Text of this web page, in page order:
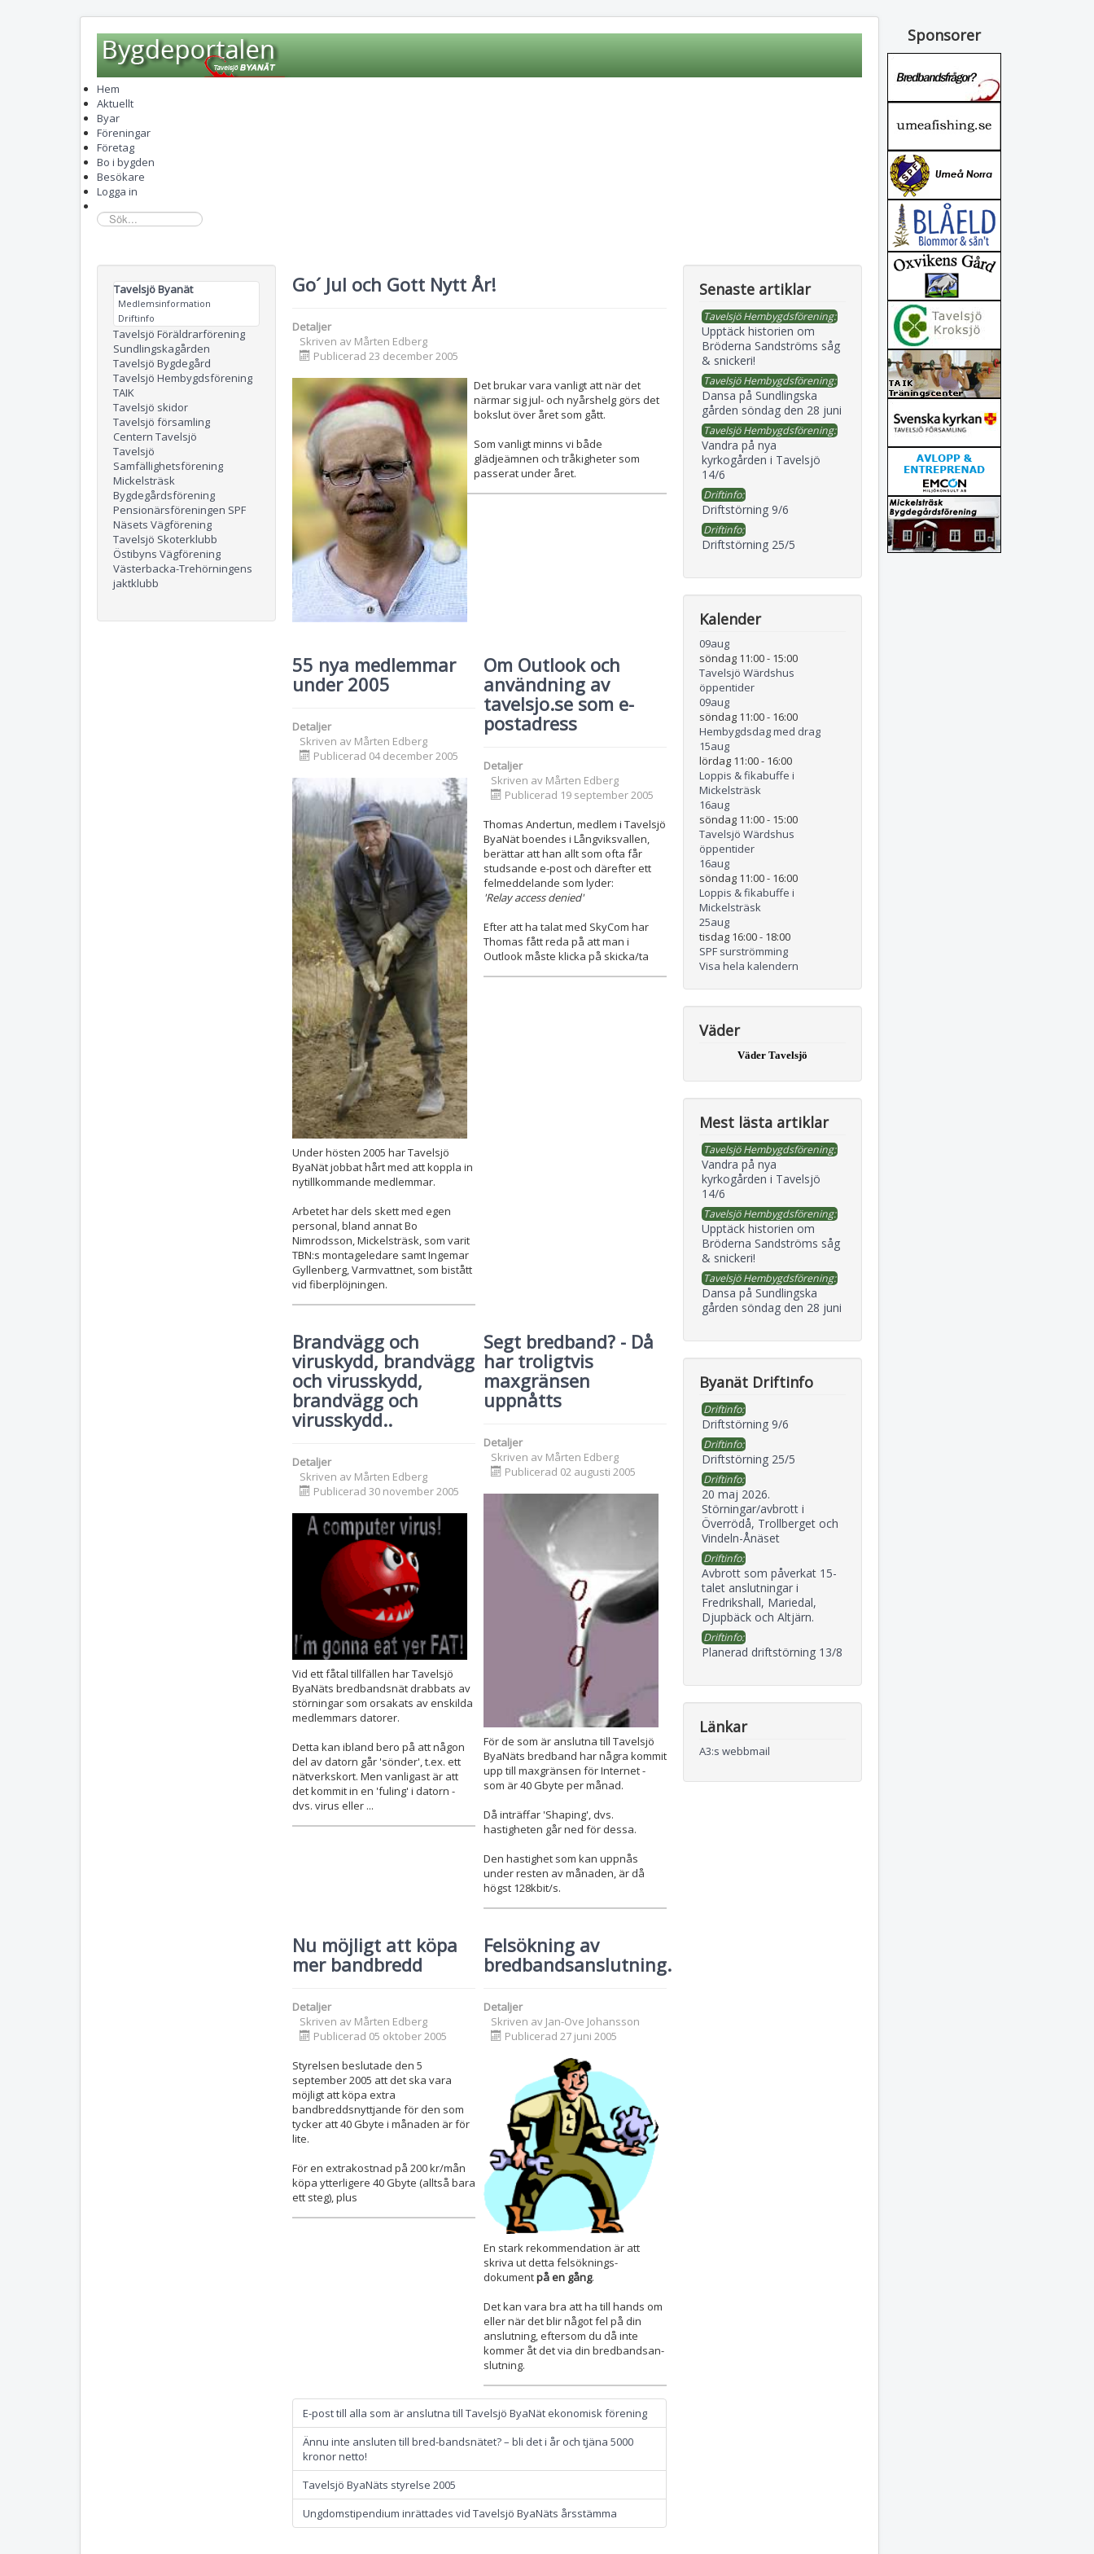
Hem
Aktuellt
Byar
Föreningar
Företag
Bo i bygden
Besökare
Logga in
sök...
Tavelsjö Byanät
Medlemsinformation
Driftinfo
Tavelsjö Föräldrarförening
Sundlingskagården
Tavelsjö Bygdegård
Tavelsjö Hembygdsförening
TAIK
Tavelsjö skidor
Tavelsjö församling
Centern Tavelsjö
Tavelsjö
Samfällighetsförening
Mickelsträsk
Bygdegårdsförening
Pensionärsföreningen SPF
Näsets Vägförening
Tavelsjö Skoterklubb
Östibyns Vägförening
Västerbacka-Trehörningens
jaktklubb
Go´ Jul och Gott Nytt År!
Detaljer
Skriven av Mårten Edberg
Publicerad 23 december 2005
Det brukar vara vanligt att när det
närmar sig jul- och nyårshelg görs det
bokslut över året som gått.
Som vanligt minns vi både
glädjeämnen och tråkigheter som
passerat under året.
55 nya medlemmar
under 2005
Detaljer
Skriven av Mårten Edberg
Publicerad 04 december 2005
Under hösten 2005 har Tavelsjö
ByaNät jobbat hårt med att koppla in
nytillkommande medlemmar.
Arbetet har dels skett med egen
personal, bland annat Bo
Nimrodsson, Mickelsträsk, som varit
TBN:s montageledare samt Ingemar
Gyllenberg, Varmvattnet, som bistått
vid fiberplöjningen.
Om Outlook och
användning av
tavelsjo.se som e-
postadress
Detaljer
Skriven av Mårten Edberg
Publicerad 19 september 2005
Thomas Andertun, medlem i Tavelsjö
ByaNät boendes i Långviksvallen,
berättar att han allt som ofta får
studsande e-post och därefter ett
felmeddelande som lyder:
'Relay access denied'
Efter att ha talat med SkyCom har
Thomas fått reda på att man i
Outlook måste klicka på skicka/ta
Brandvägg och
viruskydd, brandvägg
och virusskydd,
brandvägg och
virusskydd..
Detaljer
Skriven av Mårten Edberg
Publicerad 30 november 2005
Vid ett fåtal tillfällen har Tavelsjö
ByaNäts bredbandsnät drabbats av
störningar som orsakats av enskilda
medlemmars datorer.
Detta kan ibland bero på att någon
del av datorn går 'sönder', t.ex. ett
nätverkskort. Men vanligast är att
det kommit in en 'fuling' i datorn -
dvs. virus eller ...
Segt bredband? - Då
har troligtvis
maxgränsen
uppnåtts
Detaljer
Skriven av Mårten Edberg
Publicerad 02 augusti 2005
För de som är anslutna till Tavelsjö
ByaNäts bredband har några kommit
upp till maxgränsen för Internet -
som är 40 Gbyte per månad.
Då inträffar 'Shaping', dvs.
hastigheten går ned för dessa.
Den hastighet som kan uppnås
under resten av månaden, är då
högst 128kbit/s.
Nu möjligt att köpa
mer bandbredd
Detaljer
Skriven av Mårten Edberg
Publicerad 05 oktober 2005
Styrelsen beslutade den 5
september 2005 att det ska vara
möjligt att köpa extra
bandbreddsnyttjande för den som
tycker att 40 Gbyte i månaden är för
lite.
För en extrakostnad på 200 kr/mån
köpa ytterligere 40 Gbyte (alltså bara
ett steg), plus
Felsökning av
bredbandsanslutning.
Detaljer
Skriven av Jan-Ove Johansson
Publicerad 27 juni 2005
En stark rekommendation är att
skriva ut detta felsöknings-
dokumentpå en gång.
Det kan vara bra att ha till hands om
eller när det blir något fel på din
anslutning, eftersom du då inte
kommer åt det via din bredbandsan-
slutning.
E-post till alla som är anslutna till Tavelsjö ByaNät ekonomisk förening
Ännu inte ansluten till bred-bandsnätet? – bli det i år och tjäna 5000
kronor netto!
Tavelsjö ByaNäts styrelse 2005
Ungdomstipendium inrättades vid Tavelsjö ByaNäts årsstämma
Senaste artiklar
Tavelsjö Hembygdsförening:
Upptäck historien om
Bröderna Sandströms såg
& snickeri!
Tavelsjö Hembygdsförening:
Dansa på Sundlingska
gården söndag den 28 juni
Tavelsjö Hembygdsförening:
Vandra på nya
kyrkogården i Tavelsjö
14/6
Driftinfo:
Driftstörning 9/6
Driftinfo:
Driftstörning 25/5
Kalender
09aug
söndag 11:00- 15:00
Tavelsjö Wärdshus
öppentider
09aug
söndag 11:00- 16:00
Hembygdsdag med drag
15aug
lördag 11:00- 16:00
Loppis & fikabuffe i
Mickelsträsk
16aug
söndag 11:00- 15:00
Tavelsjö Wärdshus
öppentider
16aug
söndag 11:00- 16:00
Loppis & fikabuffe i
Mickelsträsk
25aug
tisdag 16:00- 18:00
SPF surströmming
Visa hela kalendern
Väder
Väder Tavelsjö
Mest lästa artiklar
Tavelsjö Hembygdsförening:
Vandra på nya
kyrkogården i Tavelsjö
14/6
Tavelsjö Hembygdsförening:
Upptäck historien om
Bröderna Sandströms såg
& snickeri!
Tavelsjö Hembygdsförening:
Dansa på Sundlingska
gården söndag den 28 juni
Byanät Driftinfo
Driftinfo:
Driftstörning 9/6
Driftinfo:
Driftstörning 25/5
Driftinfo:
20 maj 2026.
Störningar/avbrott i
Överrödå, Trollberget och
Vindeln-Ånäset
Driftinfo:
Avbrott som påverkat 15-
talet anslutningar i
Fredrikshall, Mariedal,
Djupbäck och Altjärn.
Driftinfo:
Planerad driftstörning 13/8
Länkar
A3:s webbmail
Sponsorer